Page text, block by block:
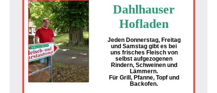
Dahlhauser
Hofladen
Jeden Donnerstag, Freitag
und Samstag gibt es bei
uns frisches Fleisch von
selbst aufgezogenen
Rindern, Schweinen und
Lämmern.
Für Grill, Pfanne, Topf und
Backofen.